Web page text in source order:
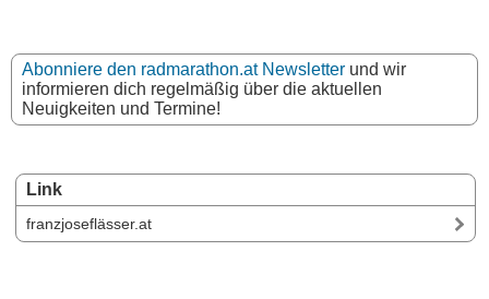
Link
franzjoseflässer.at
Abonniere den radmarathon.at Newsletter und wir
informieren dich regelmäßig über die aktuellen
Neuigkeiten und Termine!